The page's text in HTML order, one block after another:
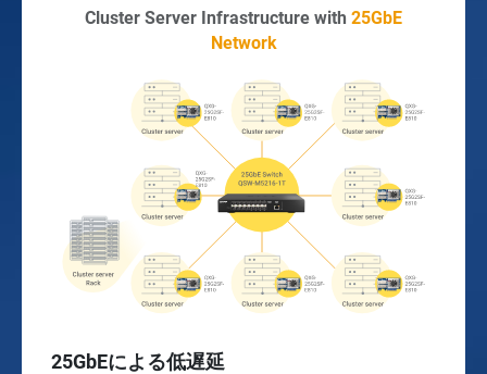
Cluster Server Infrastructure with 25GbE
Network
25GbEによる低遅延